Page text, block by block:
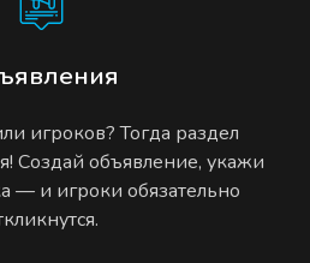
игроков? Тогда раздел
Создай объявление, укажи
— и игроки обязательно